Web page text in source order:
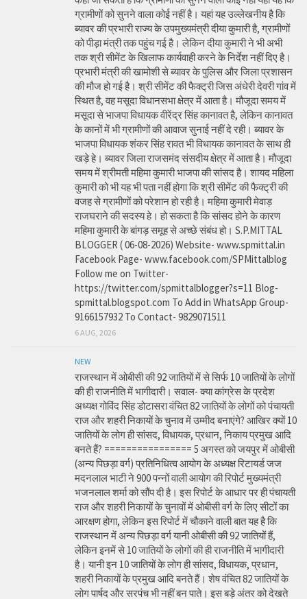
ग्रामीणों को सुनने वाला कोई नहीं है। यहां यह उल्लेखनीय है कि
ब्यावर की प्रभारी राज्य के उपमुख्यमंत्री दीया कुमारी है, ग्रामीणों
को पीड़ा मंत्री तक पहुंच गई है। लेकिन दीया कुमारी ने भी अभी
तक श्री सीमेंट के खिलाफ कार्यवाही करने के निर्देश नहीं दिए है।
प्रभारी मंत्री की खामोशी से ब्यावर के पुलिस और जिला प्रशासन
की मौज हो गई है। श्री सीमेंट की फैक्ट्री जिस अंधेरी देवरी गांव में
स्थित है, वह मसूदा विधानसभा क्षेत्र में आता है। मौजूदा समय में
मसूदा से भाजपा विधायक वीरेंद्र सिंह कानावत है, लेकिन कानावत
के कानों में भी ग्रामीणों की आवाज सुनाई नहीं दे रही। ब्यावर के
भाजपा विधायक शंकर सिंह रावत भी विधायक कानावत के साथ ही
खड़े हे। ब्यावर जिला राजसमंद संसदीय क्षेत्र में आता है। मौजूदा
समय में श्रीमती महिमा कुमारी भाजपा की सांसद है। शायद महिला
कुमारी को भी यह भी पता नहीं होगा कि श्री सीमेंट की फैक्ट्री की
वजह से ग्रामीणों को परेशान हो रही है। महिमा कुमारी मेवाड़
राजघराने की सदस्य हे। हो सकता है कि सांसद होने के कारण
महिमा कुमारी के बांगड़ समूह से अच्छे संबंध हो। S.P.MITTAL
BLOGGER ( 06-08-2026) Website- www.spmittal.in
Facebook Page- www.facebook.com/SPMittalblog
Follow me on Twitter-
https://twitter.com/spmittalblogger?s=11 Blog-
spmittal.blogspot.com To Add in WhatsApp Group-
9166157932 To Contact- 9829071511
6 AUG, 2026
NEW
राजस्थान में ओबीसी की 92 जातियों में से सिर्फ 10 जातियों के लोगों
की ही राजनीति में भागीदारी। सवाल- क्या कांग्रेस के प्रदेश
अध्यक्ष गोविंद सिंह डोटासरा वंचित 82 जातियों के लोगों को पंचायती
राज और शहरी निकायों के चुनाव में उम्मीद बनाएंगे? आखिर क्यों 10
जातियों के लोग ही सांसद, विधायक, प्रधान, निकाय प्रमुख आदि
बनते हैं? ================ 5 अगस्त को जयपुर में ओबीसी
(अन्य पिछड़ा वर्ग) प्रतिनिधित्व आयोग के अध्यक्ष रिटायर्ड जज
मदनलाल भाटी ने 900 पन्नों वाली आयोग की रिपोर्ट मुख्यमंत्री
भजनलाल शर्मा को सौंप दी है। इस रिपोर्ट के आधार पर ही पंचायती
राज और शहरी निकायों के चुनावों में ओबीसी वर्ग के लिए सीटों का
आरक्षण होगा, लेकिन इस रिपोर्ट में चौकाने वाली बात यह है कि
राजस्थान में अन्य पिछड़ा वर्ग यानी ओबीसी की 92 जातियों हैं,
लेकिन इनमें से 10 जातियों के लोगों की ही राजनीति में भागीदारी
है। यानी इन 10 जातियों के लोग ही सांसद, विधायक, प्रधान,
शहरी निकायों के प्रमुख आदि बनते हैं। शेष वंचित 82 जातियों के
लोग पार्षद और सरपंच भी नहीं बन पाते। इस बड़े अंतर को देखते